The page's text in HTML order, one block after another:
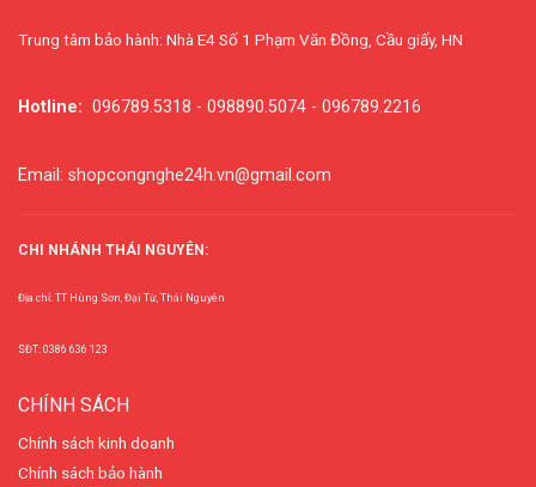
Trung tâm bảo hành: Nhà E4 Số 1 Phạm Văn Đồng, Cầu giấy, HN
Hotline: 096789.5318 - 098890.5074 - 096789.2216
Email: shopcongnghe24h.vn@gmail.com
CHI NHÁNH THÁI NGUYÊN:
Địa chỉ: TT Hùng Sơn, Đại Từ, Thái Nguyên
SĐT: 0386 636 123
CHÍNH SÁCH
Chính sách kinh doanh
Chính sách bảo hành